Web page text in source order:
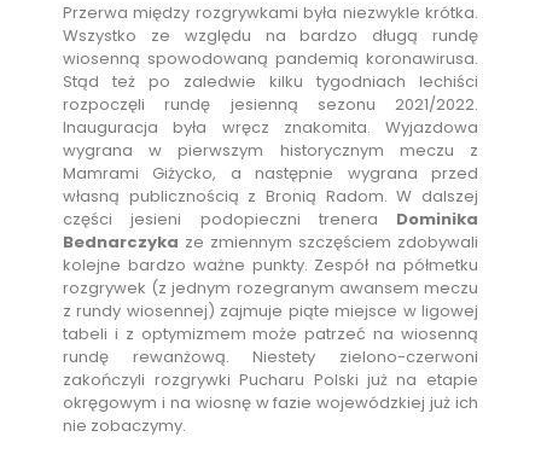
Przerwa między rozgrywkami była niezwykle krótka.
Wszystko ze względu na bardzo długą rundę
wiosenną spowodowaną pandemią koronawirusa.
Stąd też po zaledwie kilku tygodniach lechiści
rozpoczęli rundę jesienną sezonu 2021/2022.
Inauguracja była wręcz znakomita. Wyjazdowa
wygrana w pierwszym historycznym meczu z
Mamrami Giżycko, a następnie wygrana przed
własną publicznością z Bronią Radom. W dalszej
części jesieni podopieczni trenera Dominika
Bednarczyka ze zmiennym szczęściem zdobywali
kolejne bardzo ważne punkty. Zespół na półmetku
rozgrywek (z jednym rozegranym awansem meczu
z rundy wiosennej) zajmuje piąte miejsce w ligowej
tabeli i z optymizmem może patrzeć na wiosenną
rundę rewanżową. Niestety zielono-czerwoni
zakończyli rozgrywki Pucharu Polski już na etapie
okręgowym i na wiosnę w fazie wojewódzkiej już ich
nie zobaczymy.